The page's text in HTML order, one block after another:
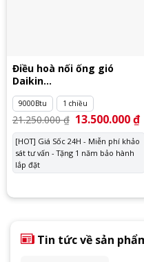
Điều hoà nối ống gió
Daikin
FDBNQ09MV1V/RNQ09MV1V
9000Btu 1 chiều
21.250.000₫ Giá
gốc
là:
21.250.000 ₫.
13.500.000₫
[HOT] Giá Sốc 24H - Miễn phí khảo
sát tư vấn - Tặng 1 năm bảo hành
lắp đặt
Tin tức về sản